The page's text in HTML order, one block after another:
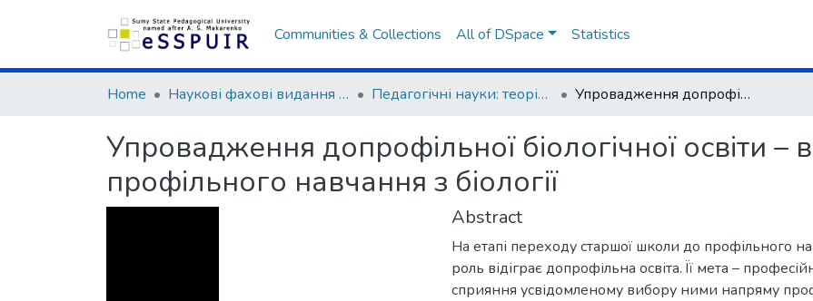
Communities & Collections All of DSpace Statistics
Home Наукові фахові видання СумДПУ Педагогічні науки: теорія, історія, інноваційні технології Упровадження допрофільної біологічної освіти – важлива передумова профільного навчання з біології
Упровадження допрофільної біологічної освіти
профільного навчання з біології
Abstract
На етапі переходу старшої школи до профільного
роль відіграє допрофільна освіта. Її мета –
сприяння усвідомленому вибору ними напряму